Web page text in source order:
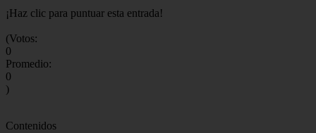
¡Haz clic para puntuar esta entrada!
(Votos:
0
Promedio:
0
)
Contenidos